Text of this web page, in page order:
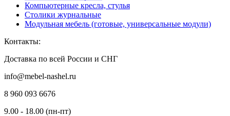
Компьютерные кресла, стулья
Столики журнальные
Модульная мебель (готовые, универсальные модули)
Контакты:
Доставка по всей России и СНГ
info@mebel-nashel.ru
8 960 093 6676
9.00 - 18.00 (пн-пт)